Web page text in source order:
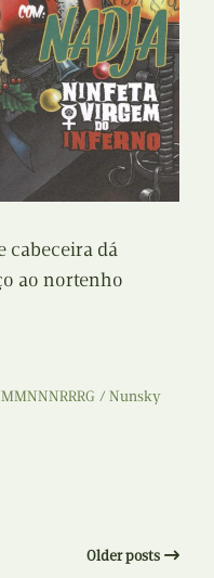
cabeceira dá
ao nortenho
Nunsky
Older posts